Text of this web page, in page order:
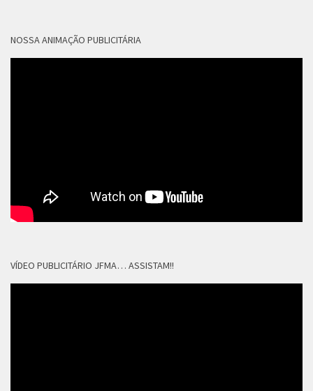
NOSSA ANIMAÇÃO PUBLICITÁRIA
VÍDEO PUBLICITÁRIO JFMA… ASSISTAM!!